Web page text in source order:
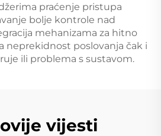
praćenje pristupa
bolje kontrole nad
mehanizama za hitno
neprekidnost poslovanja čak i
ili problema s sustavom.
vijesti